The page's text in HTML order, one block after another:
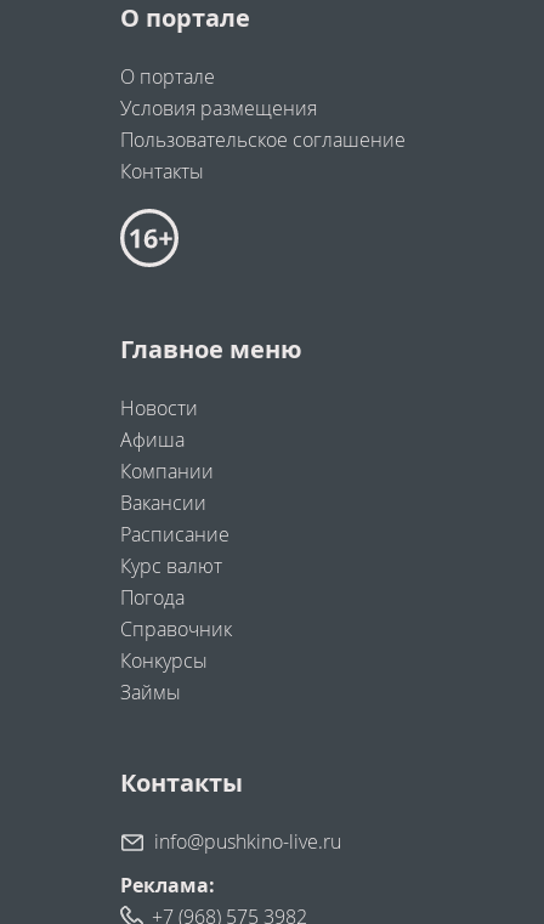
О портале
О портале
Условия размещения
Пользовательское соглашение
Контакты
Главное меню
Новости
Афиша
Компании
Вакансии
Расписание
Курс валют
Погода
Справочник
Конкурсы
Займы
Контакты
info@pushkino-live.ru
Реклама:
+7 (968) 575 3982